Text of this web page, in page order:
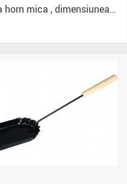
Usa horn mica , dimensiunea 16x16 cm